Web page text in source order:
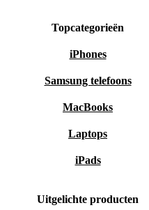
Topcategorieën
iPhones
Samsung telefoons
MacBooks
Laptops
iPads
Uitgelichte producten